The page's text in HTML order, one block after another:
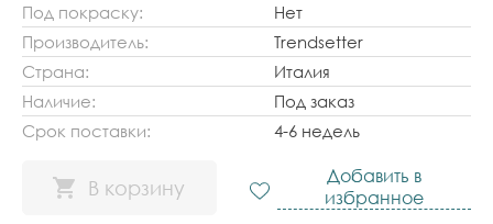
Под покраску:
Нет
Производитель:
Trendsetter
Страна:
Италия
Наличие:
Под заказ
Срок поставки:
4-6 недель
В корзину
Добавить в
избранное